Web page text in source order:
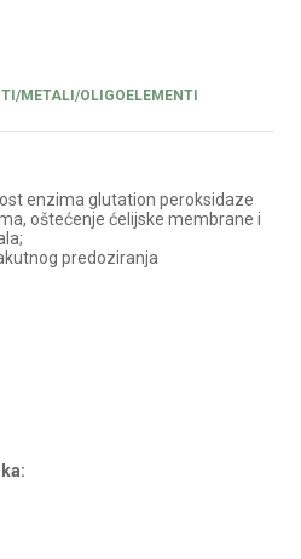
METALI/OLIGOELEMENTI
enzima glutation peroksidaze
oštećenje ćelijske membrane i
predoziranja